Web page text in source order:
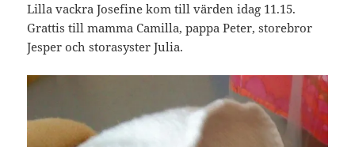
Lilla vackra Josefine kom till värden idag 11.15.
Grattis till mamma Camilla, pappa Peter, storebror
Jesper och storasyster Julia.